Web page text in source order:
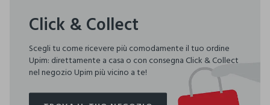
Click & Collect
Scegli tu come ricevere più comodamente il tuo ordine
Upim: direttamente a casa o con consegna Click & Collect
nel negozio Upim più vicino a te!